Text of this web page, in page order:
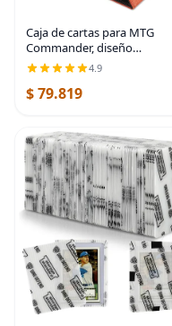
Caja de cartas para MTG
Commander, diseño
patentado, pantalla
Commander, se adapta a 100
tarjetas de doble manga,
4.9
$ 79.819